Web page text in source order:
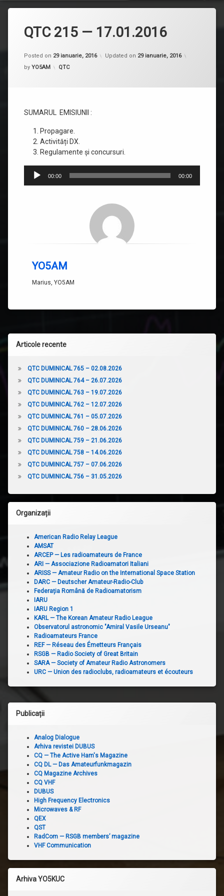
QTC 215 — 17.01.2016
Posted on 29 ianuarie, 2016 Updated on 29 ianuarie, 2016
by YO5AM Categorii:
QTC
SUMARUL EMISIUNII :
Propagare.
Activități DX.
Regulamente și concursuri.
Player
audio
00:00 00:00
YO5AM
Marius, YO5AM
Articole recente
QTC DUMINICAL 765 – 02.08.2026
QTC DUMINICAL 764 – 26.07.2026
QTC DUMINICAL 763 – 19.07.2026
QTC DUMINICAL 762 – 12.07.2026
QTC DUMINICAL 761 – 05.07.2026
QTC DUMINICAL 760 – 28.06.2026
QTC DUMINICAL 759 – 21.06.2026
QTC DUMINICAL 758 – 14.06.2026
QTC DUMINICAL 757 – 07.06.2026
QTC DUMINICAL 756 – 31.05.2026
Organizații
American Radio Relay League
AMSAT
ARCEP — Les radioamateurs de France
ARI — Associazione Radioamatori Italiani
ARISS — Amateur Radio on the International Space Station
DARC — Deutscher Amateur-Radio-Club
Federația Română de Radioamatorism
IARU
IARU Region 1
KARL — The Korean Amateur Radio League
Observatorul astronomic "Amiral Vasile Urseanu"
Radioamateurs France
REF — Réseau des Émetteurs Français
RSGB — Radio Society of Great Britain
SARA — Society of Amateur Radio Astronomers
URC — Union des radioclubs, radioamateurs et écouteurs
Publicații
Analog Dialogue
Arhiva revistei DUBUS
CQ — The Active Ham's Magazine
CQ DL — Das Amateurfunkmagazin
CQ Magazine Archives
CQ VHF
DUBUS
High Frequency Electronics
Microwaves & RF
QEX
QST
RadCom — RSGB members’ magazine
VHF Communication
Arhiva YO5KUC